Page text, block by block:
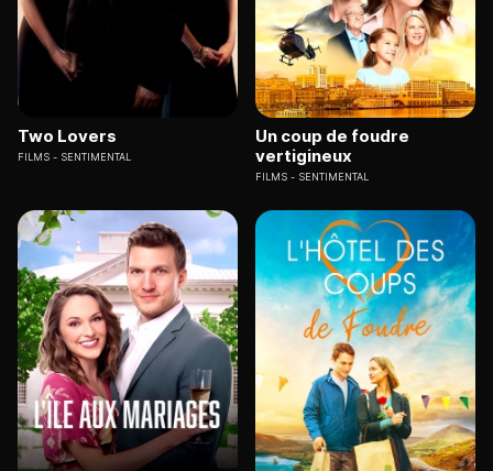
Two Lovers
FILMS SENTIMENTAL
Un coup de foudre
vertigineux
FILMS SENTIMENTAL